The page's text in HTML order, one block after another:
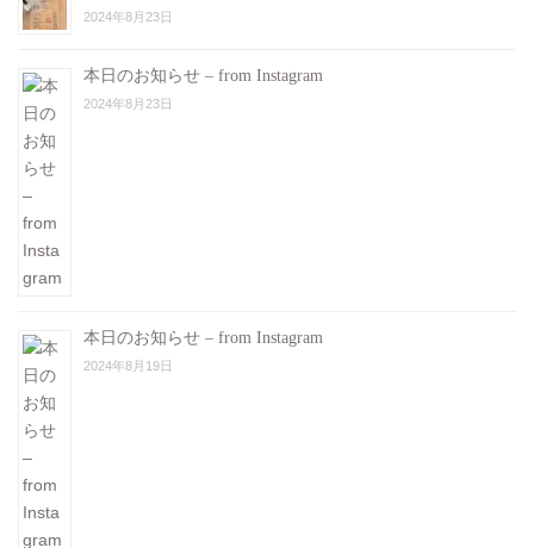
2024年8月23日
本日のお知らせ – from Instagram
2024年8月23日
本日のお知らせ – from Instagram
2024年8月19日